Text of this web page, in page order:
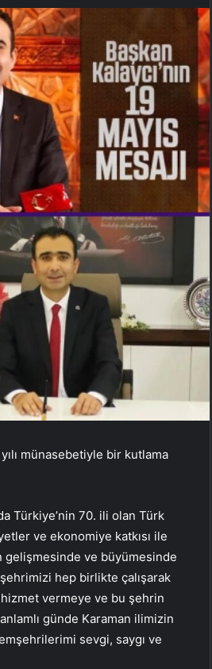
yılı münasebetiyle bir kutlama
Türkiye’nin 70. ili olan Türk
ve ekonomiye katkısı ile
ve büyümesinde
hep birlikte çalışarak
hizmet vermeye ve bu şehrin
günde Karaman ilimizin
sevgi, saygı ve